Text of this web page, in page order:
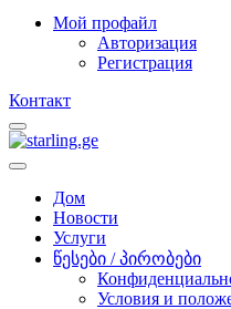
Мой профайл
Авторизация
Регистрация
Контакт
Дом
Новости
Услуги
წესები / პირობები
Условия и